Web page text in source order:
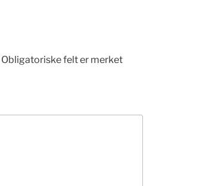
Obligatoriske felt er merket